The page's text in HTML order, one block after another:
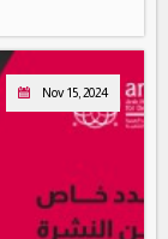
Nov 15, 2024